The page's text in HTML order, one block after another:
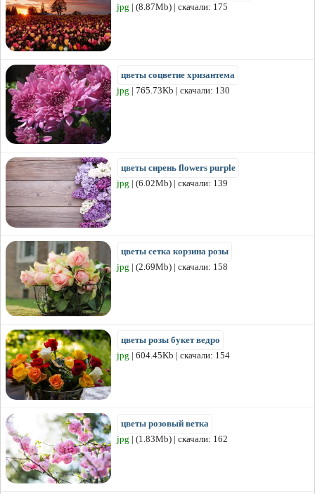
jpg | (8.87Mb) | скачали: 175
цветы соцветие хризантема
jpg | 765.73Kb | скачали: 130
цветы сирень flowers purple
jpg | (6.02Mb) | скачали: 139
цветы сетка корзина розы
jpg | (2.69Mb) | скачали: 158
цветы розы букет ведро
jpg | 604.45Kb | скачали: 154
цветы розовый ветка
jpg | (1.83Mb) | скачали: 162